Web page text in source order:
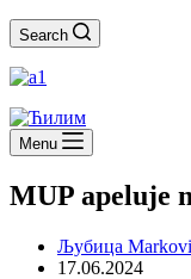
Search
Menu
MUP apeluje
Љубица
17.06.2024